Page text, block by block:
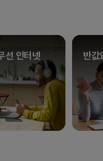
반값요금제